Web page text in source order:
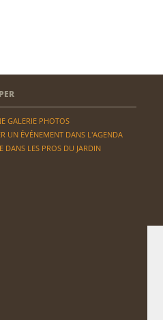
GALERIE PHOTOS
UN ÉVÉNEMENT DANS L'AGENDA
DANS LES PROS DU JARDIN